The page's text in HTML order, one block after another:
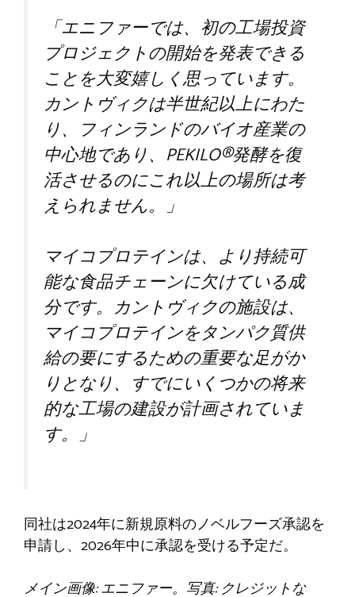
「エニファーでは、初の工場投資
プロジェクトの開始を発表できる
ことを大変嬉しく思っています。
カントヴィクは半世紀以上にわた
り、フィンランドのバイオ産業の
中心地であり、PEKILO®発酵を復
活させるのにこれ以上の場所は考
えられません。」
マイコプロテインは、より持続可
能な食品チェーンに欠けている成
分です。カントヴィクの施設は、
マイコプロテインをタンパク質供
給の要にするための重要な足がか
りとなり、すでにいくつかの将来
的な工場の建設が計画されていま
す。」
同社は2024年に新規原料のノベルフーズ承認を
申請し、2026年中に承認を受ける予定だ。
メイン画像: エニファー。写真: クレジットな